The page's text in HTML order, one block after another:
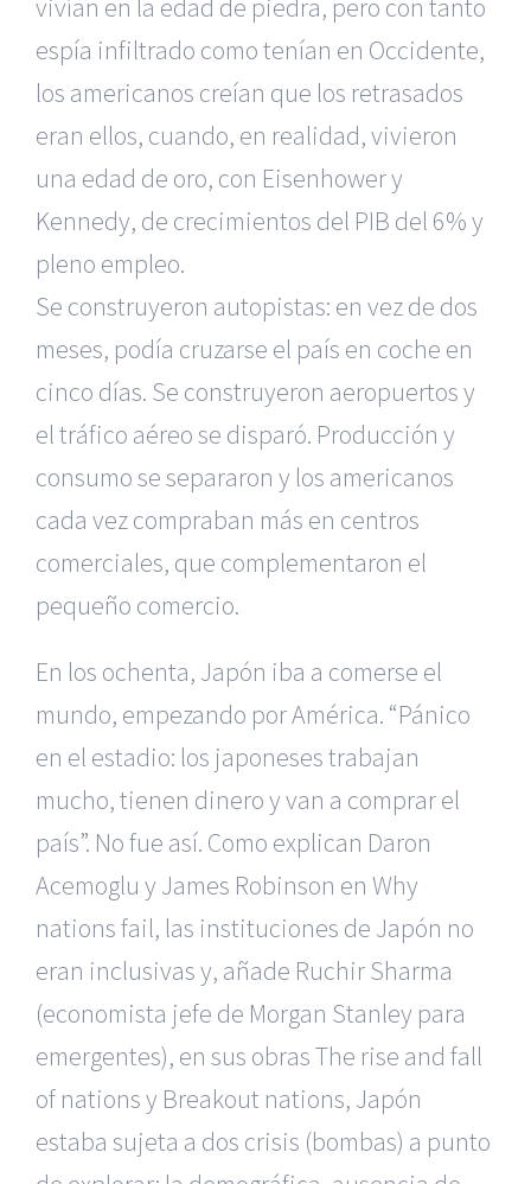
vivían en la edad de piedra, pero con tanto
espía infiltrado como tenían en Occidente,
los americanos creían que los retrasados
eran ellos, cuando, en realidad, vivieron
una edad de oro, con Eisenhower y
Kennedy, de crecimientos del PIB del 6% y
pleno empleo.
Se construyeron autopistas: en vez de dos
meses, podía cruzarse el país en coche en
cinco días. Se construyeron aeropuertos y
el tráfico aéreo se disparó. Producción y
consumo se separaron y los americanos
cada vez compraban más en centros
comerciales, que complementaron el
pequeño comercio.
En los ochenta, Japón iba a comerse el
mundo, empezando por América. “Pánico
en el estadio: los japoneses trabajan
mucho, tienen dinero y van a comprar el
país”. No fue así. Como explican Daron
Acemoglu y James Robinson en Why
nations fail, las instituciones de Japón no
eran inclusivas y, añade Ruchir Sharma
(economista jefe de Morgan Stanley para
emergentes), en sus obras The rise and fall
of nations y Breakout nations, Japón
estaba sujeta a dos crisis (bombas) a punto